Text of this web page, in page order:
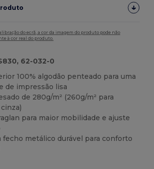
do ecrã, a cor da imagem do produto pode não
à cor real do produto.
62-032-0
100% algodão penteado para uma
de impressão lisa
de 280g/m² (260g/m² para
para maior mobilidade e ajuste
fecho metálico durável para conforto